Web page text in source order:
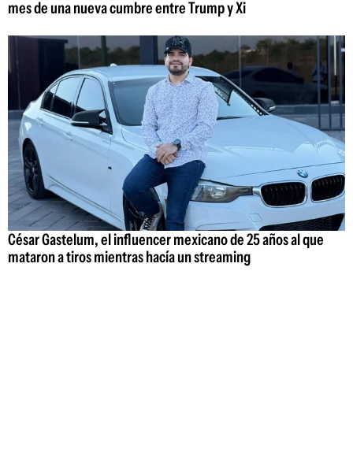
mes de una nueva cumbre entre Trump y Xi
César Gastelum, el influencer mexicano de 25 años al que
mataron a tiros mientras hacía un streaming